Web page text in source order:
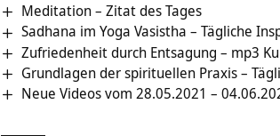
Meditation – Zitat des Tages
Sadhana im Yoga Vasistha – Tägliche
Zufriedenheit durch Entsagung – mp3
Grundlagen der spirituellen Praxis –
Neue Videos vom 28.05.2021 –